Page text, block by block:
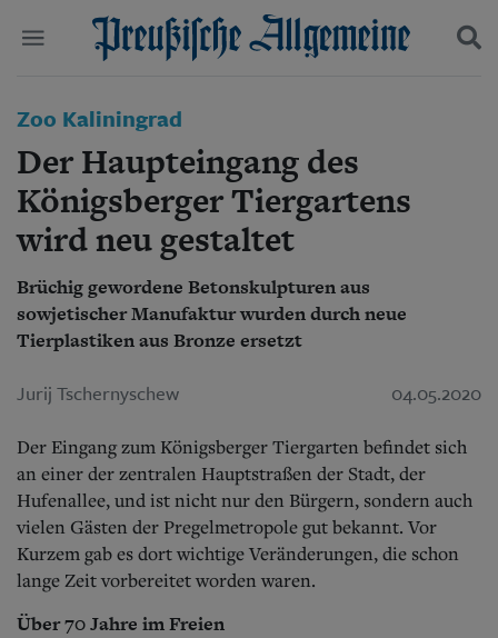
Start
Wer wir sind
Aktuelle Ausgabe
Abonnenten-Login
Abonnent werden
Abo Prämien
Mediadaten
Wirtschaft
Panorama
Gesellschaft
Leben
Ostpreußen
Pommern
Berlin-Brandenburg
Danzig und Westpreußen
Suchen und finden
Zoo Kaliningrad
Der Haupteingang des
Königsberger Tiergartens
wird neu gestaltet
Brüchig gewordene Betonskulpturen aus
sowjetischer Manufaktur wurden durch neue
Tierplastiken aus Bronze ersetzt
Jurij Tschernyschew 04.05.2020
Der Eingang zum Königsberger Tiergarten befindet sich
an einer der zentralen Hauptstraßen der Stadt, der
Hufenallee, und ist nicht nur den Bürgern, sondern auch
vielen Gästen der Pregelmetropole gut bekannt. Vor
Kurzem gab es dort wichtige Veränderungen, die schon
lange Zeit vorbereitet worden waren.
Über 70 Jahre im Freien